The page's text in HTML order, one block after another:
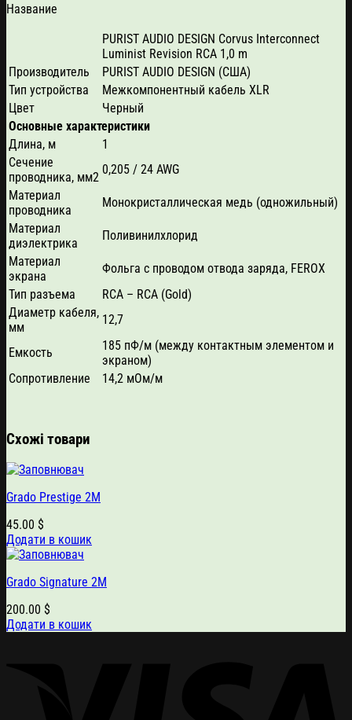
Название
PURIST AUDIO DESIGN Corvus Interconnect
Luminist Revision RCA 1,0 m
Производитель
PURIST AUDIO DESIGN (США)
Тип устройства
Межкомпонентный кабель XLR
Цвет
Черный
Основные характеристики
Длина, м
1
Сечение
проводника, мм2
0,205 / 24 AWG
Материал
проводника
Монокристаллическая медь (одножильный)
Материал
диэлектрика
Поливинилхлорид
Материал
экрана
Фольга с проводом отвода заряда, FEROX
Тип разъема
RCA – RCA (Gold)
Диаметр кабеля,
мм
12,7
Емкость
185 пФ/м (между контактным элементом и
экраном)
Сопротивление
14,2 мОм/м
Схожі товари
Grado Prestige 2M
45.00 $
Додати в кошик
Grado Signature 2M
200.00 $
Додати в кошик